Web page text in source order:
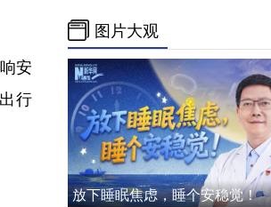
安
行
图片大观
放下睡眠焦虑，睡个安稳觉！